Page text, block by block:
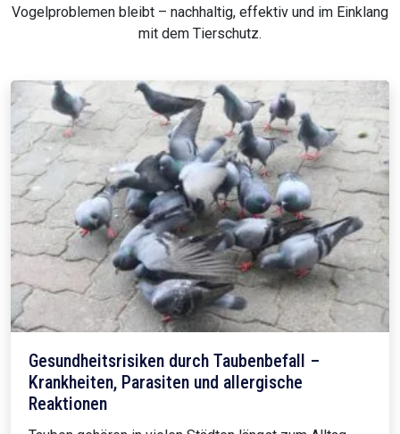
Vogelproblemen bleibt – nachhaltig, effektiv und im Einklang
mit dem Tierschutz.
Gesundheitsrisiken durch Taubenbefall –
Krankheiten, Parasiten und allergische
Reaktionen